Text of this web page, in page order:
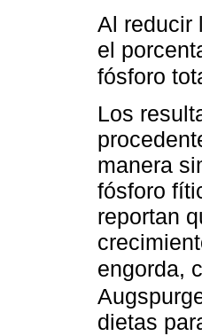
Al reducir
el
fósforo
Los
manera
fósforo
reportan
engorda,
dietas